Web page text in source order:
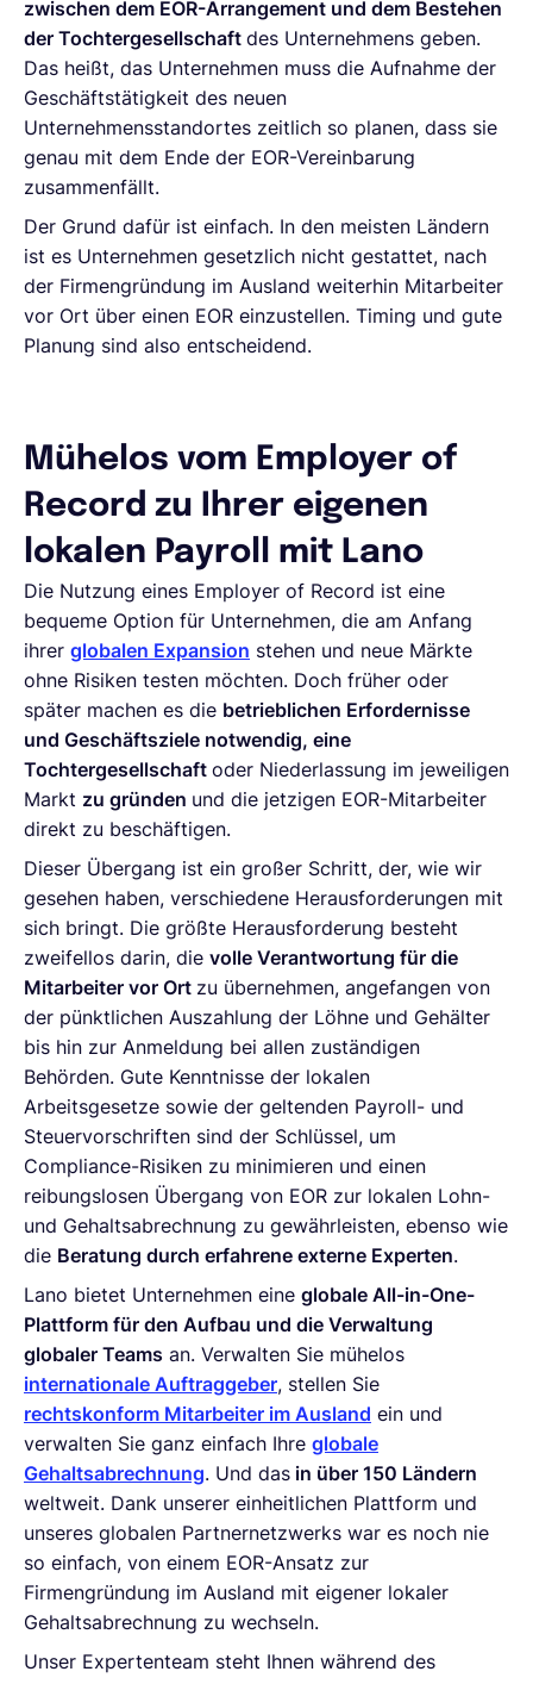
zwischen dem EOR-Arrangement und dem Bestehen
der Tochtergesellschaft des Unternehmens geben.
Das heißt, das Unternehmen muss die Aufnahme der
Geschäftstätigkeit des neuen
Unternehmensstandortes zeitlich so planen, dass sie
genau mit dem Ende der EOR-Vereinbarung
zusammenfällt.
Der Grund dafür ist einfach. In den meisten Ländern
ist es Unternehmen gesetzlich nicht gestattet, nach
der Firmengründung im Ausland weiterhin Mitarbeiter
vor Ort über einen EOR einzustellen. Timing und gute
Planung sind also entscheidend.
Mühelos vom Employer of
Record zu Ihrer eigenen
lokalen Payroll mit Lano
Die Nutzung eines Employer of Record ist eine
bequeme Option für Unternehmen, die am Anfang
ihrer globalen Expansion stehen und neue Märkte
ohne Risiken testen möchten. Doch früher oder
später machen es die betrieblichen Erfordernisse
und Geschäftsziele notwendig, eine
Tochtergesellschaft oder Niederlassung im jeweiligen
Markt zu gründen und die jetzigen EOR-Mitarbeiter
direkt zu beschäftigen.
Dieser Übergang ist ein großer Schritt, der, wie wir
gesehen haben, verschiedene Herausforderungen mit
sich bringt. Die größte Herausforderung besteht
zweifellos darin, die volle Verantwortung für die
Mitarbeiter vor Ort zu übernehmen, angefangen von
der pünktlichen Auszahlung der Löhne und Gehälter
bis hin zur Anmeldung bei allen zuständigen
Behörden. Gute Kenntnisse der lokalen
Arbeitsgesetze sowie der geltenden Payroll- und
Steuervorschriften sind der Schlüssel, um
Compliance-Risiken zu minimieren und einen
reibungslosen Übergang von EOR zur lokalen Lohn-
und Gehaltsabrechnung zu gewährleisten, ebenso wie
die Beratung durch erfahrene externe Experten.
Lano bietet Unternehmen eine globale All-in-One-
Plattform für den Aufbau und die Verwaltung
globaler Teams an. Verwalten Sie mühelos
internationale Auftraggeber, stellen Sie
rechtskonform Mitarbeiter im Ausland ein und
verwalten Sie ganz einfach Ihre globale
Gehaltsabrechnung. Und das in über 150 Ländern
weltweit. Dank unserer einheitlichen Plattform und
unseres globalen Partnernetzwerks war es noch nie
so einfach, von einem EOR-Ansatz zur
Firmengründung im Ausland mit eigener lokaler
Gehaltsabrechnung zu wechseln.
Unser Expertenteam steht Ihnen während des